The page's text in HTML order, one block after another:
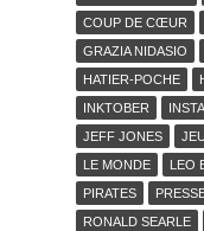
COUP DE CŒUR
GRAZIA NIDASIO
HATIER-POCHE
INKTOBER
JEFF JONES
JEU
LE MONDE
LEO
PIRATES
RONALD SEARLE